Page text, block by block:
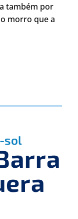
também por
morro que a
sol